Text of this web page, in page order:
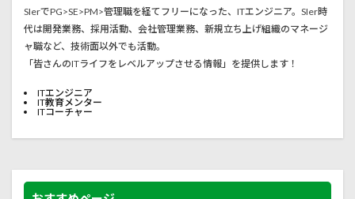
SIerでPG>SE>PM>管理職を経てフリーになった、ITエンジニア。SIer時
代は開発業務、採用活動、会社管理業務、新規立ち上げ組織のマネージ
ャ職など、技術面以外でも活動。
「皆さんのITライフをレベルアップさせる情報」を提供します！
ITエンジニア
IT教育メンター
ITコーチャー